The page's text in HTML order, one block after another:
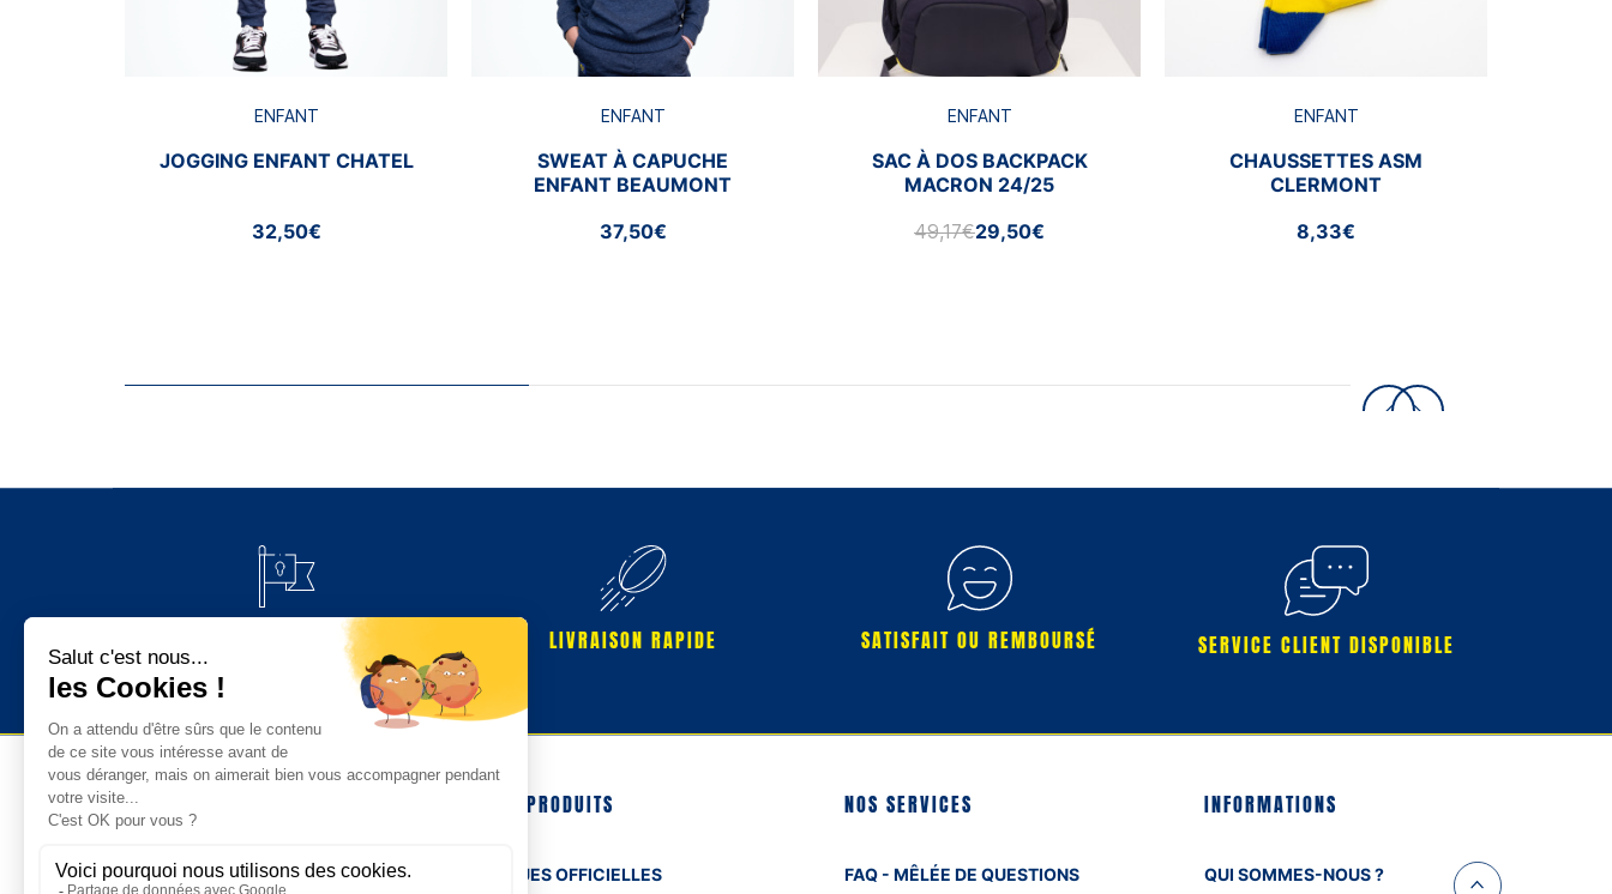
ENFANT
JOGGING ENFANT CHATEL
32,50€
ENFANT
SWEAT À CAPUCHE
ENFANT BEAUMONT
37,50€
ENFANT
SAC À DOS BACKPACK
MACRON 24/25
49,17€29,50€
ENFANT
CHAUSSETTES ASM
CLERMONT
8,33€
PAIEMENT 100% SÉCURISÉ LIVRAISON RAPIDE SATISFAIT OU REMBOURSÉ SERVICE CLIENT DISPONIBLE
NOS PRODUITS
TENUES OFFICIELLES
NOS SERVICES
FAQ - MÊLÉE DE QUESTIONS
INFORMATIONS
QUI SOMMES-NOUS ?